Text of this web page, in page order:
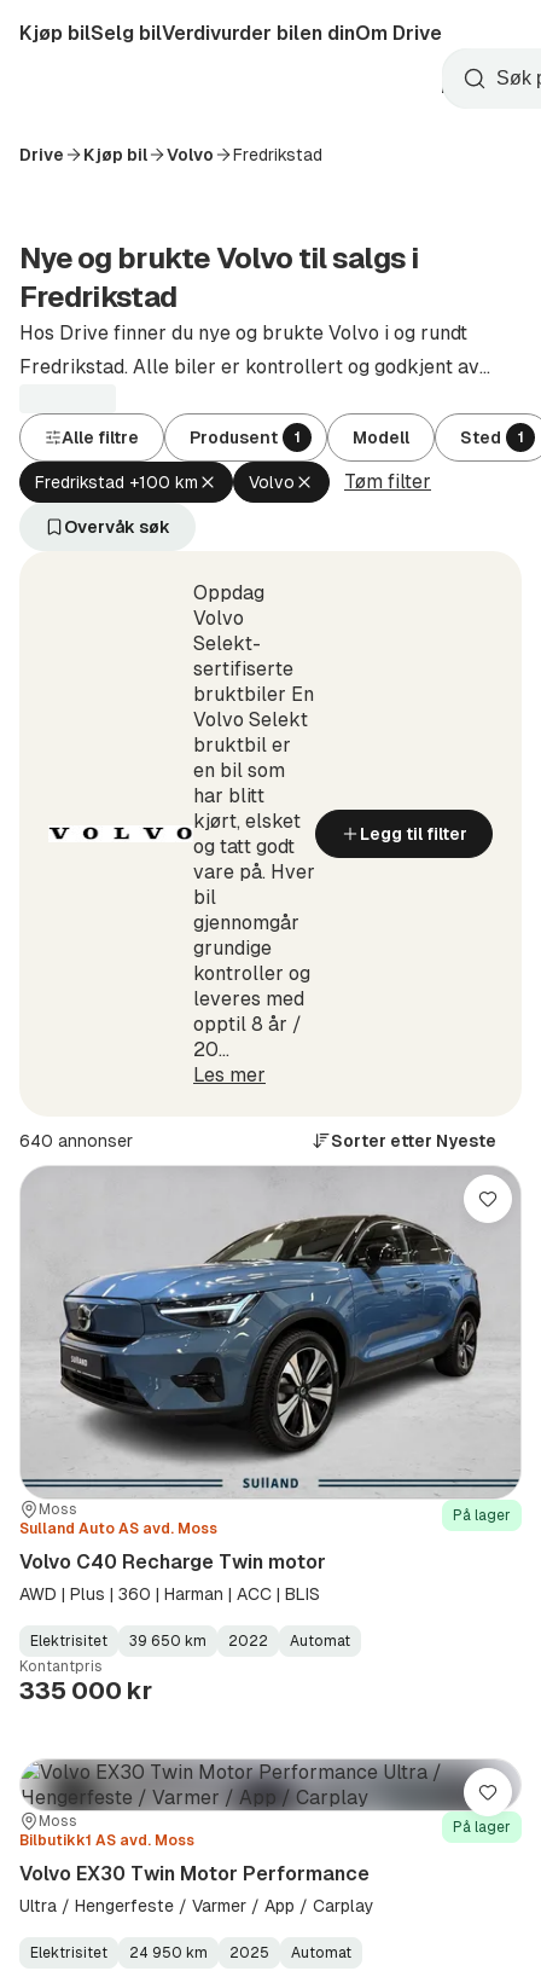
til
Startside
Kjøp bilSelg bilVerdivurder bilen dinOm Drive
Opprett
konto
Søk
Drive Kjøp bil Volvo Fredrikstad
Nye og brukte Volvo til salgs i
Fredrikstad
Hos Drive finner du nye og brukte Volvo i og rundt
Fredrikstad. Alle biler er kontrollert og godkjent av
Alle filtre Produsent 1 Modell Sted 1
Fredrikstad +100 km Fjern
aktivt
km
(Sted)
Volvo Fjern
aktivt
Tøm filter
Overvåk søk
Oppdag
Volvo
Selekt-
sertifiserte
bruktbiler En
Volvo Selekt
bruktbil er
en bil som
har blitt
kjørt, elsket
og tatt godt
vare på. Hver
bil
gjennomgår
grundige
kontroller og
leveres med
opptil 8 år /
20...
Les mer
Legg til filter
640 annonser Sorter etter Nyeste
Sted:
Moss
Forhandler:
Sulland Auto AS avd. Moss
På lager
Volvo C40 Recharge Twin motor
AWD | Plus | 360 | Harman | ACC | BLIS
Fuel
Type:
Elektrisitet
Kilometerstand:
39 650 km
Model
Year:
2022
Gearbox
Type:
Automat
Kontantpris
335 000 kr
Lagre
Sted:
Moss
Forhandler:
Bilbutikk1 AS avd. Moss
På lager
Volvo EX30 Twin Motor Performance
Ultra / Hengerfeste / Varmer / App / Carplay
Fuel
Elektrisitet
Kilometerstand:
24 950 km
Model
2025
Gearbox
Automat
Lagre